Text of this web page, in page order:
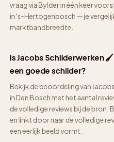
vraag via Bylder in één keer
in 's-Hertogenbosch — je
marktbandbreedte.
Is Jacobs Schilderwerken
een goede schilder?
Bekijk de beoordeling van
in Den Bosch met het aantal
de volledige reviews bij de bron.
en linkt door naar de volledige
een eerlijk beeld vormt.